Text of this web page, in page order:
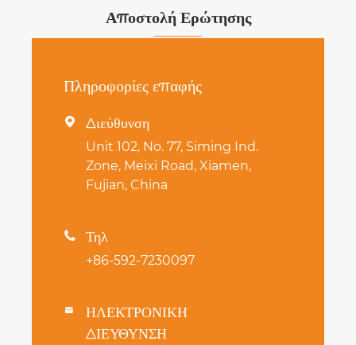
Αποστολή Ερώτησης
Πληροφορίες επαφής
 Διεύθυνση
Unit 102, No. 77, Siming Ind.
Zone, Meixi Road, Xiamen,
Fujian, China
 Τηλ
+86-592-7230097

ΗΛΕΚΤΡΟΝΙΚΗ
ΔΙΕΥΘΥΝΣΗ